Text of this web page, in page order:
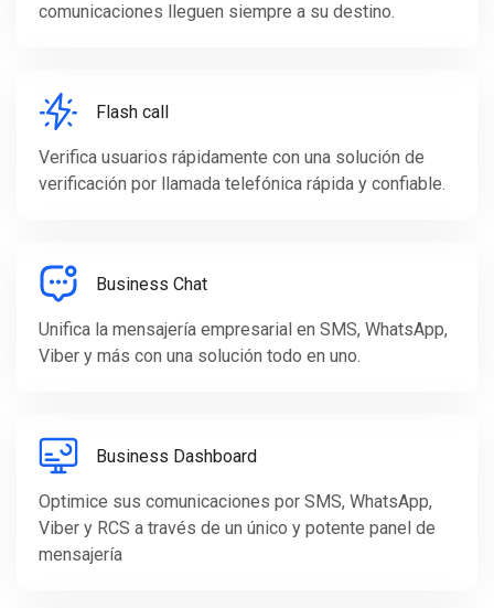
comunicaciones lleguen siempre a su destino.
Flash call
Verifica usuarios rápidamente con una solución de
verificación por llamada telefónica rápida y confiable.
Business Chat
Unifica la mensajería empresarial en SMS, WhatsApp,
Viber y más con una solución todo en uno.
Business Dashboard
Optimice sus comunicaciones por SMS, WhatsApp,
Viber y RCS a través de un único y potente panel de
mensajería